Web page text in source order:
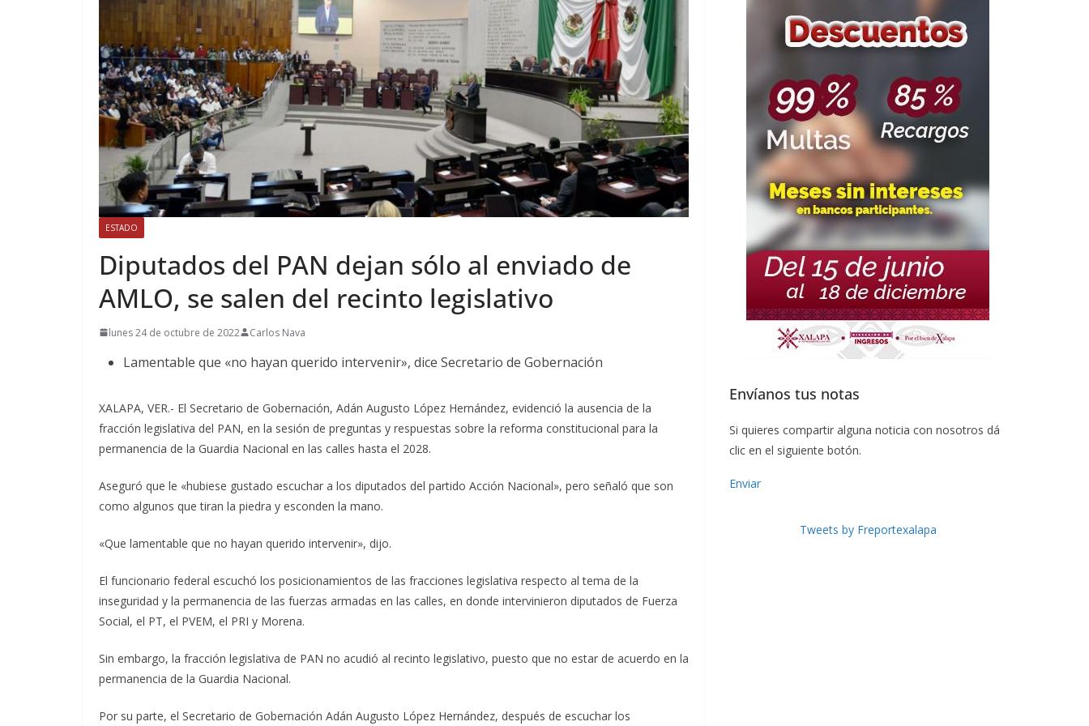
ESTADO
Diputados del PAN dejan sólo al enviado de
AMLO, se salen del recinto legislativo
lunes 24 de octubre de 2022 Carlos Nava
Lamentable que «no hayan querido intervenir», dice Secretario de Gobernación
XALAPA, VER.- El Secretario de Gobernación, Adán Augusto López Hernández, evidenció la ausencia de la
fracción legislativa del PAN, en la sesión de preguntas y respuestas sobre la reforma constitucional para la
permanencia de la Guardia Nacional en las calles hasta el 2028.
Aseguró que le «hubiese gustado escuchar a los diputados del partido Acción Nacional», pero señaló que son
como algunos que tiran la piedra y esconden la mano.
«Que lamentable que no hayan querido intervenir», dijo.
El funcionario federal escuchó los posicionamientos de las fracciones legislativa respecto al tema de la
inseguridad y la permanencia de las fuerzas armadas en las calles, en donde intervinieron diputados de Fuerza
Social, el PT, el PVEM, el PRI y Morena.
Sin embargo, la fracción legislativa de PAN no acudió al recinto legislativo, puesto que no estar de acuerdo en la
permanencia de la Guardia Nacional.
Por su parte, el Secretario de Gobernación Adán Augusto López Hernández, después de escuchar los
Envíanos tus notas
Si quieres compartir alguna noticia con nosotros dá
clic en el siguiente botón.
Enviar
Tweets by Freportexalapa